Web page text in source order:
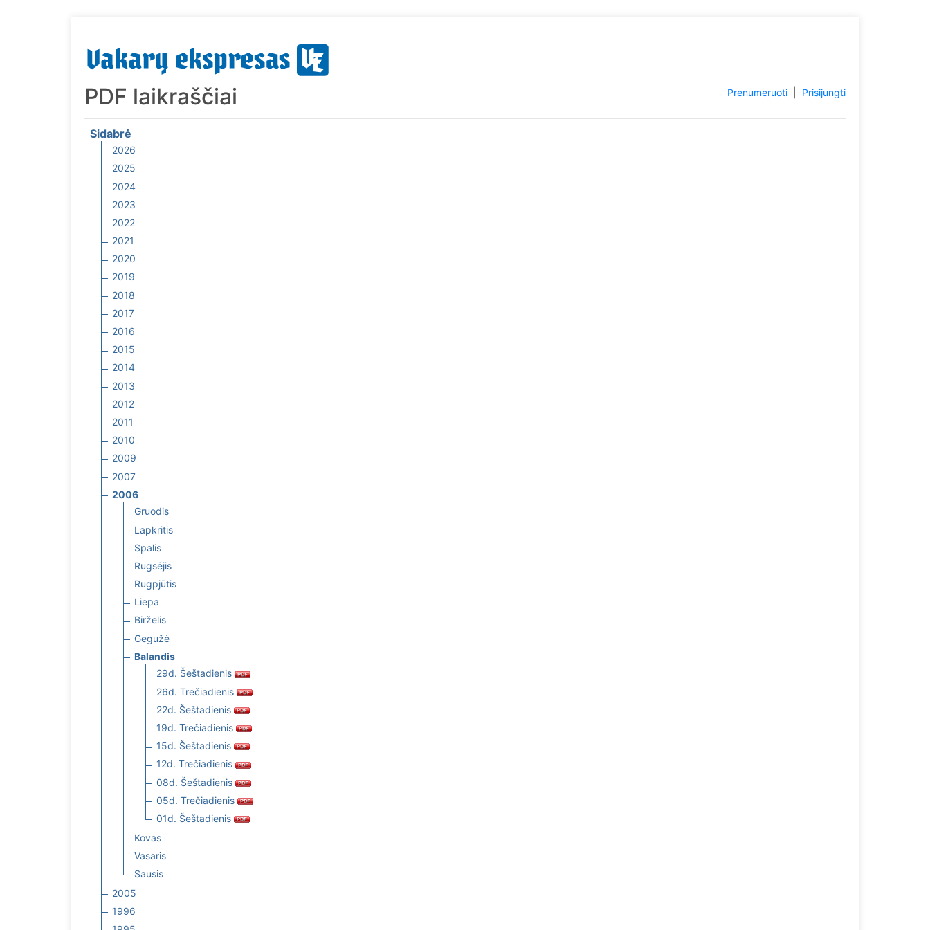
PDF laikraščiai Prenumeruoti| Prisijungti
Sidabrė
2026
2025
2024
2023
2022
2021
2020
2019
2018
2017
2016
2015
2014
2013
2012
2011
2010
2009
2007
2006
Gruodis
Lapkritis
Spalis
Rugsėjis
Rugpjūtis
Liepa
Birželis
Gegužė
Balandis
29d. Šeštadienis
26d. Trečiadienis
22d. Šeštadienis
19d. Trečiadienis
15d. Šeštadienis
12d. Trečiadienis
08d. Šeštadienis
05d. Trečiadienis
01d. Šeštadienis
Kovas
Vasaris
Sausis
2005
1996